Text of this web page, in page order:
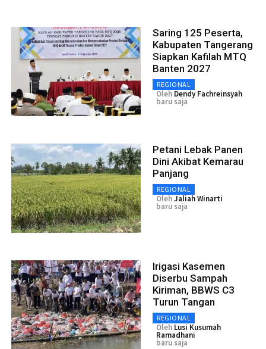
Saring 125 Peserta,
Kabupaten Tangerang
Siapkan Kafilah MTQ
Banten 2027
REGIONAL
Oleh Dendy Fachreinsyah
baru saja
Petani Lebak Panen
Dini Akibat Kemarau
Panjang
REGIONAL
OlehJaliah Winarti
baru saja
Irigasi Kasemen
Diserbu Sampah
Kiriman, BBWS C3
Turun Tangan
REGIONAL
Oleh Lusi Kusumah
Ramadhani
baru saja